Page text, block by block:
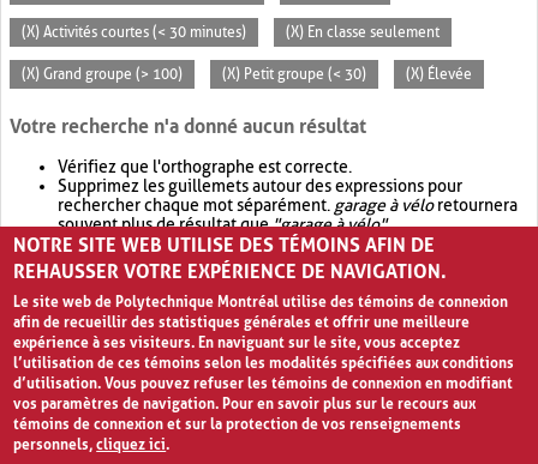
(X) Activités courtes (< 30 minutes) (X) En classe seulement
(X) Grand groupe (> 100) (X) Petit groupe (< 30) (X) Élevée
Votre recherche n'a donné aucun résultat
Vérifiez que l'orthographe est correcte.
Supprimez les guillemets autour des expressions pour
rechercher chaque mot séparément. garage à véloretournera
souvent plus de résultat que"garage à vélo".
Envisagez d'élargir votre recherche avec OR.garage OR vélo
retournera souvent plus de résultat quegarage à vélo
NOTRE SITE WEB UTILISE DES TÉMOINS AFIN DE
REHAUSSER VOTRE EXPÉRIENCE DE NAVIGATION.
Le site web de Polytechnique Montréal utilise des témoins de connexion
afin de recueillir des statistiques générales et offrir une meilleure
expérience à ses visiteurs. En naviguant sur le site, vous acceptez
l’utilisation de ces témoins selon les modalités spécifiées aux conditions
d’utilisation. Vous pouvez refuser les témoins de connexion en modifiant
vos paramètres de navigation. Pour en savoir plus sur le recours aux
témoins de connexion et sur la protection de vos renseignements
personnels,cliquez ici.